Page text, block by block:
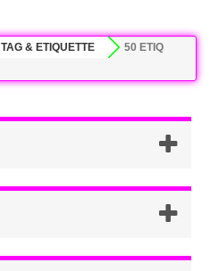
TAG & ETIQUETTE
50 ETIQ